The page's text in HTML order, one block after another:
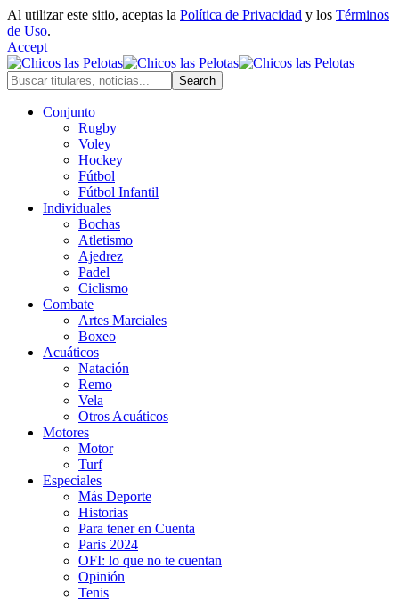
Al utilizar este sitio, aceptas la Política de Privacidad y los Términos
de Uso.
Accept
Conjunto
Rugby
Voley
Hockey
Fútbol
Fútbol Infantil
Individuales
Bochas
Atletismo
Ajedrez
Padel
Ciclismo
Combate
Artes Marciales
Boxeo
Acuáticos
Natación
Remo
Vela
Otros Acuáticos
Motores
Motor
Turf
Especiales
Más Deporte
Historias
Para tener en Cuenta
Paris 2024
OFI: lo que no te cuentan
Opinión
Tenis